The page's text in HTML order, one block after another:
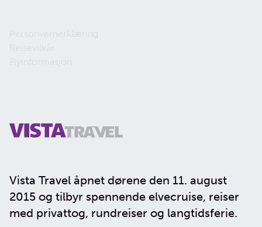
Vista Travel åpnet dørene den 11. august
2015 og tilbyr spennende elvecruise, reiser
med privattog, rundreiser og langtidsferie.